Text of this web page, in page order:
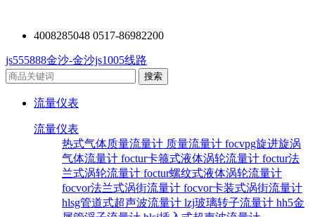
4008285048 0517-86982200
js555888金沙-金沙js1005线路
流量仪表
流量仪表
热式气体质量流量计 质量流量计 focvpg旋进旋涡
气体流量计 foctur卡箍式液体涡轮流量计 foctur法
兰式涡轮流量计 foctur螺纹式液体涡轮流量计
focvor法兰式涡街流量计 focvor卡装式涡街流量计
hlsg管道式超声波流量计 lzj玻璃转子流量计 hh5金